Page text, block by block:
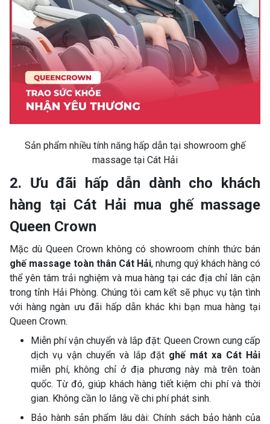
Sản phẩm nhiều tính năng hấp dẫn tại showroom ghế
massage tại Cát Hải
2. Ưu đãi hấp dẫn dành cho khách
hàng tại Cát Hải mua ghế massage
Queen Crown
Mặc dù Queen Crown không có showroom chính thức bán
ghế massage toàn thân Cát Hải, nhưng quý khách hàng có
thể yên tâm trải nghiệm và mua hàng tại các địa chỉ lân cận
trong tỉnh Hải Phòng. Chúng tôi cam kết sẽ phục vụ tận tình
với hàng ngàn ưu đãi hấp dẫn khác khi bạn mua hàng tại
Queen Crown.
Miễn phí vận chuyển và lắp đặt: Queen Crown cung cấp
dịch vụ vận chuyển và lắp đặt ghế mát xa Cát Hải
miễn phí, không chỉ ở địa phương này mà trên toàn
quốc. Từ đó, giúp khách hàng tiết kiệm chi phí và thời
gian. Không cần lo lắng về chi phí phát sinh.
Bảo hành sản phẩm lâu dài: Chính sách bảo hành của